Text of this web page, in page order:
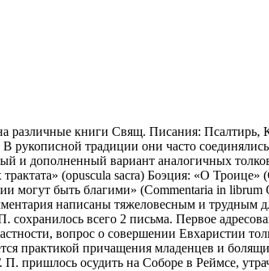
различные книги Свящ. Писания: Псалтирь,
традиции они часто
и дополненный вариант аналогичных
(opuscula sacra) Боэция: «О Троице»
могут быть благими» (Commentaria in librum
написаны тяжеловесным и трудным
сохранилось всего 2 письма. Первое
вопрос о совершении Евхаристии
практикой причащения младенцев и
пришлось осудить на Соборе в Реймсе,